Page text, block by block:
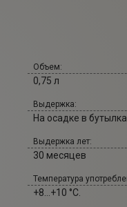
Объем:
0,75 л
Выдержка:
На осадке в
Выдержка лет:
30 месяцев
Температура
+8...+10 °С.